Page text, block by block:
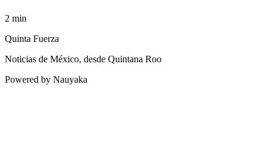
2 min
Quinta Fuerza
Noticias de México, desde Quintana Roo
Powered by Nauyaka